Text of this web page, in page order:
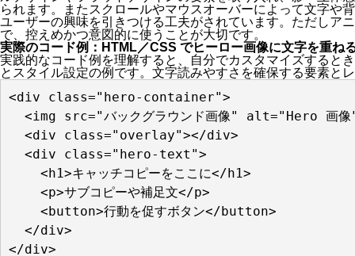
られます。またスクロールやマウスオーバーによって文字や
ユーザーの興味を引きつける工夫がされています。ただしア
で、控えめかつ意図的に使うことが大切です。
実際のコード例：HTML／CSS でヒーロー画像に文字を重ね
実践的なコード例を理解すると、自分でカスタマイズすると
とスタイル設定の例です。文字読みやすさを確保する要素と
<div class="hero-container">
<img src="バックグラウンド画像" alt="Hero 画
  <div class="overlay"></div>
  <div class="hero-text">
    <h1>キャッチコピーをここに</h1>
    <p>サブコピーや補足文</p>
    <button>行動を促すボタン</button>
  </div>